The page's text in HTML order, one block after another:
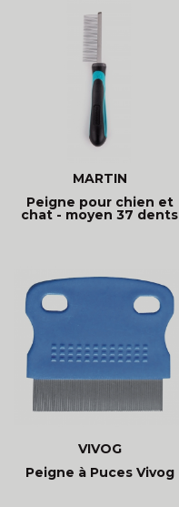
MARTIN
Peigne pour chien et
chat - moyen 37 dents
VIVOG
Peigne à Puces Vivog